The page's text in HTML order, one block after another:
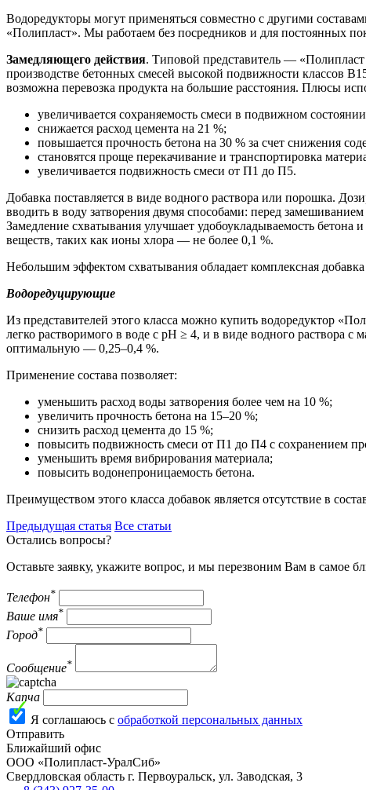
Водоредукторы могут применяться совместно с другими
«Полипласт». Мы работаем без посредников и для постоянных
Замедляющего действия. Типовой представитель — «Полипласт
производстве бетонных смесей высокой подвижности классов
возможна перевозка продукта на большие расстояния. Плюсы
увеличивается сохраняемость смеси в подвижном
снижается расход цемента на 21 %;
повышается прочность бетона на 30 % за счет снижения
становятся проще перекачивание и транспортировка
увеличивается подвижность смеси от П1 до П5.
Добавка поставляется в виде водного раствора или порошка.
вводить в воду затворения двумя способами: перед
Замедление схватывания улучшает удобоукладываемость
веществ, таких как ионы хлора — не более 0,1 %.
Небольшим эффектом схватывания обладает комплексная
Водоредуцирующие
Из представителей этого класса можно купить водоредуктор
легко растворимого в воде с рН ≥ 4, и в виде водного раствора
оптимальную — 0,25–0,4 %.
Применение состава позволяет:
уменьшить расход воды затворения более чем на 10 %;
увеличить прочность бетона на 15–20 %;
снизить расход цемента до 15 %;
повысить подвижность смеси от П1 до П4 с сохранением
уменьшить время вибрирования материала;
повысить водонепроницаемость бетона.
Преимуществом этого класса добавок является отсутствие в
Предыдущая статья Все статьи
Остались вопросы?
Оставьте заявку, укажите вопрос, и мы перезвоним Вам в самое
Телефон*
Ваше имя*
Город*
Сообщение*
Капча
Я соглашаюсь с обработкой персональных данных
Отправить
Ближайший офис
ООО «Полипласт-УралСиб»
Свердловская область г. Первоуральск, ул. Заводская, 3